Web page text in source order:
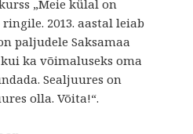
„Meie külal on
2013. aastal leiab
paljudele Saksamaa
ka võimaluseks oma
Sealjuures on
olla. Võita!“.